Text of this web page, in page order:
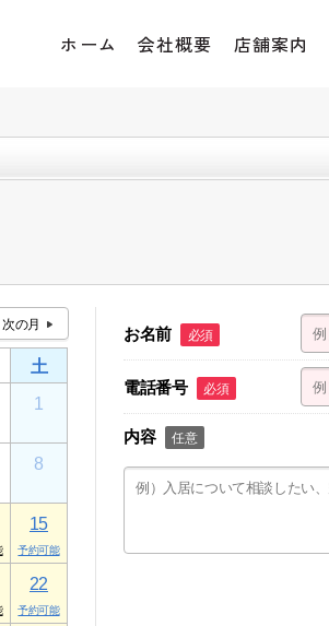
ホーム 会社概要 店舗案内
土
1
8
15
22
お名前 必須
電話番号 必須
内容 任意